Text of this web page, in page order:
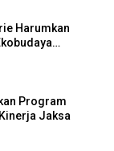
Harumkan
Program
Jaksa